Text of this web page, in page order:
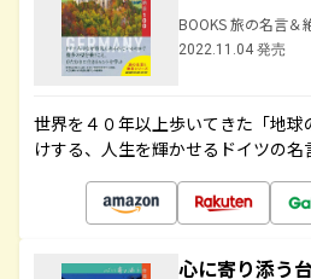
BOOKS 旅の名言＆
2022.11.04 発売
世界を４０年以上歩いてきた「地
けする、人生を輝かせるドイツの
心に寄り添う